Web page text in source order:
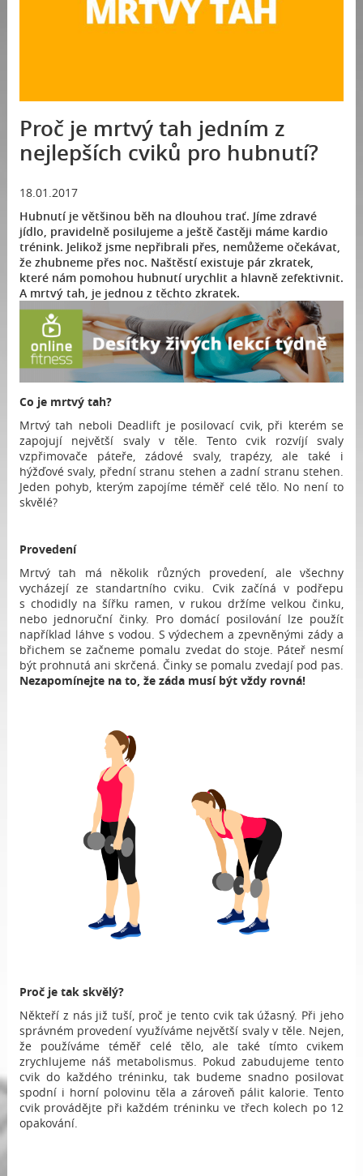
Proč je mrtvý tah jedním z
nejlepších cviků pro hubnutí?
18.01.2017
Hubnutí je většinou běh na dlouhou trať. Jíme zdravé
jídlo, pravidelně posilujeme a ještě častěji máme kardio
trénink. Jelikož jsme nepřibrali přes, nemůžeme očekávat,
že zhubneme přes noc. Naštěstí existuje pár zkratek,
které nám pomohou hubnutí urychlit a hlavně zefektivnit.
A mrtvý tah, je jednou z těchto zkratek.
Co je mrtvý tah?
Mrtvý tah neboli Deadlift je posilovací cvik, při kterém se
zapojují největší svaly v těle. Tento cvik rozvíjí svaly
vzpřimovače páteře, zádové svaly, trapézy, ale také i
hýžďové svaly, přední stranu stehen a zadní stranu stehen.
Jeden pohyb, kterým zapojíme téměř celé tělo. No není to
skvělé?
Provedení
Mrtvý tah má několik různých provedení, ale všechny
vycházejí ze standartního cviku. Cvik začíná v podřepu
s chodidly na šířku ramen, v rukou držíme velkou činku,
nebo jednoruční činky. Pro domácí posilování lze použít
například láhve s vodou. S výdechem a zpevněnými zády a
břichem se začneme pomalu zvedat do stoje. Páteř nesmí
být prohnutá ani skrčená. Činky se pomalu zvedají pod pas.
Nezapomínejte na to, že záda musí být vždy rovná!
Proč je tak skvělý?
Někteří z nás již tuší, proč je tento cvik tak úžasný. Při jeho
správném provedení využíváme největší svaly v těle. Nejen,
že používáme téměř celé tělo, ale také tímto cvikem
zrychlujeme náš metabolismus. Pokud zabudujeme tento
cvik do každého tréninku, tak budeme snadno posilovat
spodní i horní polovinu těla a zároveň pálit kalorie. Tento
cvik provádějte při každém tréninku ve třech kolech po 12
opakování.